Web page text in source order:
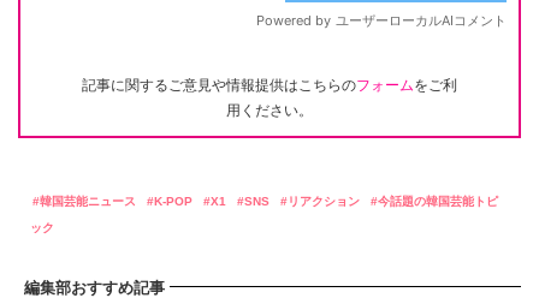
記事に関するご意見や情報提供はこちらのフォームをご利
用ください。
韓国芸能ニュース K-POP X1 SNS リアクション
今話題の韓国芸能トピ
ック
編集部おすすめ記事